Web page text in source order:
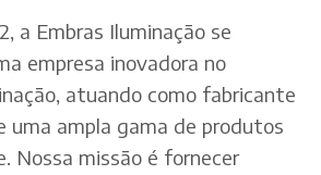
a Embras Iluminação se
empresa inovadora no
atuando como fabricante
uma ampla gama de produtos
Nossa missão é fornecer